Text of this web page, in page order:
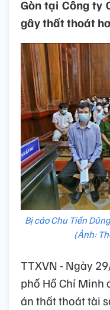
Gòn tại Công ty
gây thất thoát
Bị cáo Chu Tiến
(Ảnh:
TTXVN - Ngày
phố Hồ Chí Minh
án thất thoát tài